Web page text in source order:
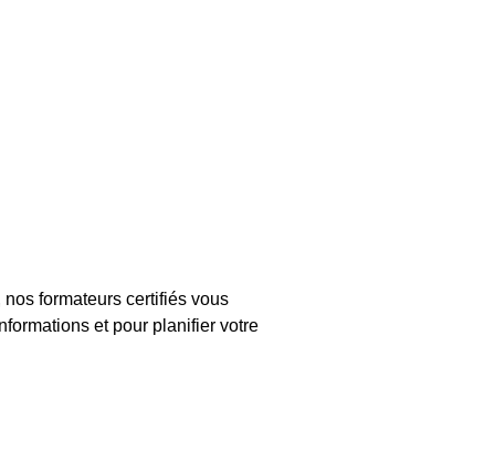
formateurs certifiés vous
et pour planifier votre